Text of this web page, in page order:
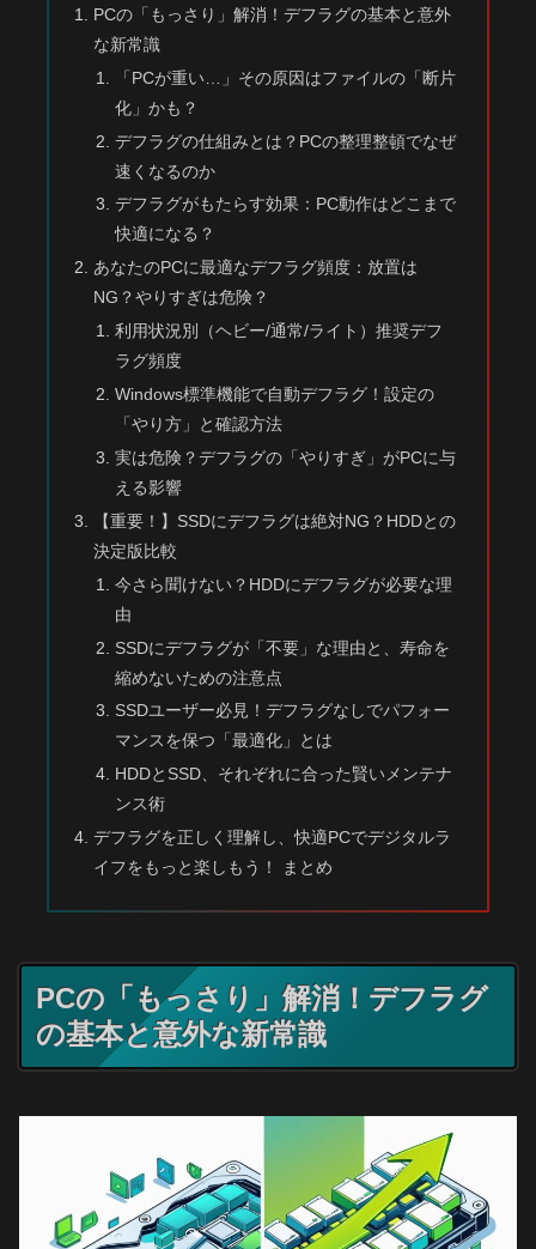
PCの「もっさり」解消！デフラグの基本と意外
な新常識
「PCが重い…」その原因はファイルの「断片
化」かも？
デフラグの仕組みとは？PCの整理整頓でなぜ
速くなるのか
デフラグがもたらす効果：PC動作はどこまで
快適になる？
あなたのPCに最適なデフラグ頻度：放置は
NG？やりすぎは危険？
利用状況別（ヘビー/通常/ライト）推奨デフ
ラグ頻度
Windows標準機能で自動デフラグ！設定の
「やり方」と確認方法
実は危険？デフラグの「やりすぎ」がPCに与
える影響
【重要！】SSDにデフラグは絶対NG？HDDとの
決定版比較
今さら聞けない？HDDにデフラグが必要な理
由
SSDにデフラグが「不要」な理由と、寿命を
縮めないための注意点
SSDユーザー必見！デフラグなしでパフォー
マンスを保つ「最適化」とは
HDDとSSD、それぞれに合った賢いメンテナ
ンス術
デフラグを正しく理解し、快適PCでデジタルラ
イフをもっと楽しもう！ まとめ
PCの「もっさり」解消！デフラグ
の基本と意外な新常識